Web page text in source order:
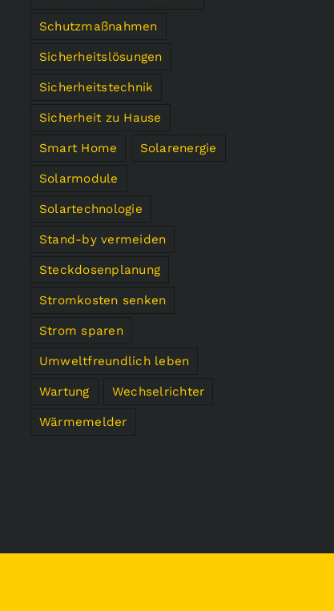
Schutzmaßnahmen
Sicherheitslösungen
Sicherheitstechnik
Sicherheit zu Hause
Smart Home Solarenergie
Solarmodule
Solartechnologie
Stand-by vermeiden
Steckdosenplanung
Stromkosten senken
Strom sparen
Umweltfreundlich leben
Wartung Wechselrichter
Wärmemelder